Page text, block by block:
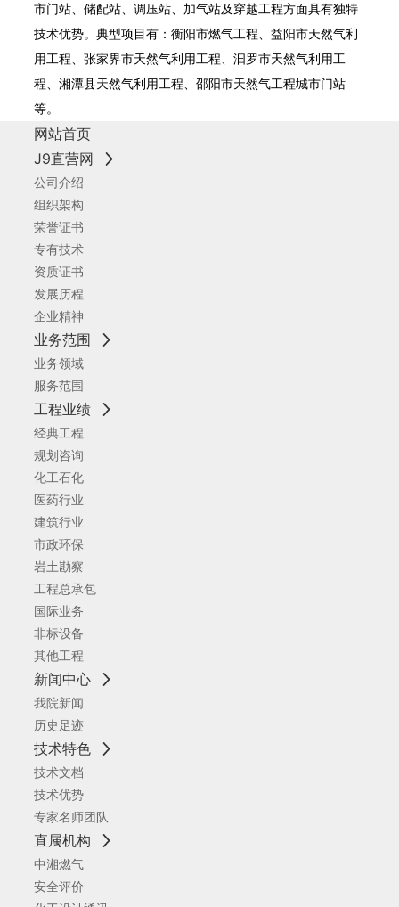
市门站、储配站、调压站、加气站及穿越工程方面具有独特
技术优势。典型项目有：衡阳市燃气工程、益阳市天然气利
用工程、张家界市天然气利用工程、汩罗市天然气利用工
程、湘潭县天然气利用工程、邵阳市天然气工程城市门站
等。
网站首页
J9直营网
公司介绍
组织架构
荣誉证书
专有技术
资质证书
发展历程
企业精神
业务范围
业务领域
服务范围
工程业绩
经典工程
规划咨询
化工石化
医药行业
建筑行业
市政环保
岩土勘察
工程总承包
国际业务
非标设备
其他工程
新闻中心
我院新闻
历史足迹
技术特色
技术文档
技术优势
专家名师团队
直属机构
中湘燃气
安全评价